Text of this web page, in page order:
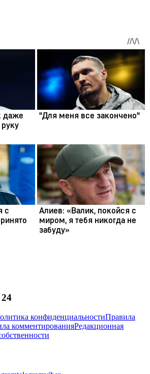
конфиденциальностиПравила
комментированияРедакционная